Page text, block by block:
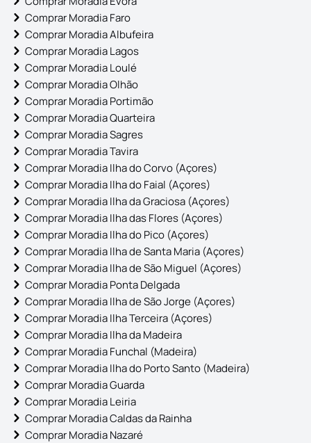
Comprar Moradia Faro
Comprar Moradia Albufeira
Comprar Moradia Lagos
Comprar Moradia Loulé
Comprar Moradia Olhão
Comprar Moradia Portimão
Comprar Moradia Quarteira
Comprar Moradia Sagres
Comprar Moradia Tavira
Comprar Moradia Ilha do Corvo (Açores)
Comprar Moradia Ilha do Faial (Açores)
Comprar Moradia Ilha da Graciosa (Açores)
Comprar Moradia Ilha das Flores (Açores)
Comprar Moradia Ilha do Pico (Açores)
Comprar Moradia Ilha de Santa Maria (Açores)
Comprar Moradia Ilha de São Miguel (Açores)
Comprar Moradia Ponta Delgada
Comprar Moradia Ilha de São Jorge (Açores)
Comprar Moradia Ilha Terceira (Açores)
Comprar Moradia Ilha da Madeira
Comprar Moradia Funchal (Madeira)
Comprar Moradia Ilha do Porto Santo (Madeira)
Comprar Moradia Guarda
Comprar Moradia Leiria
Comprar Moradia Caldas da Rainha
Comprar Moradia Nazaré